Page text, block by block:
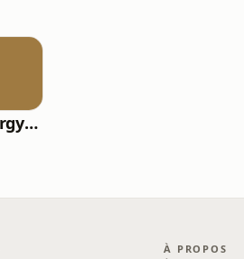
Beta Finch - Energy & Utilities - FR
À PROPOS